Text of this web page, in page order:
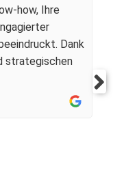
how, Ihre
Dank
strategischen